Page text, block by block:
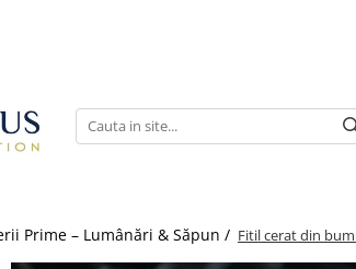
Prime – Lumânări & Săpun / Fitil cerat din